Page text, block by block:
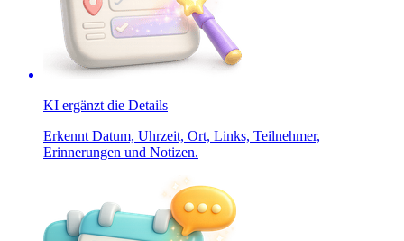
KI ergänzt die Details
Erkennt Datum, Uhrzeit, Ort, Links, Teilnehmer,
Erinnerungen und Notizen.